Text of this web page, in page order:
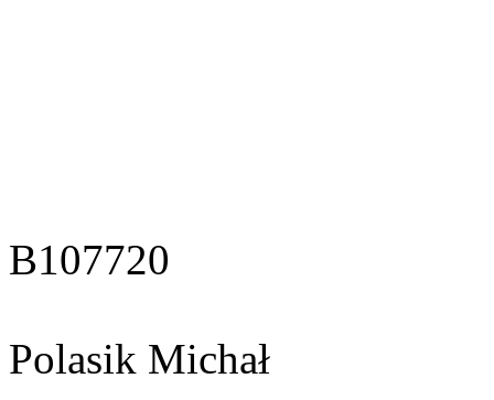
B107720
Polasik Michał